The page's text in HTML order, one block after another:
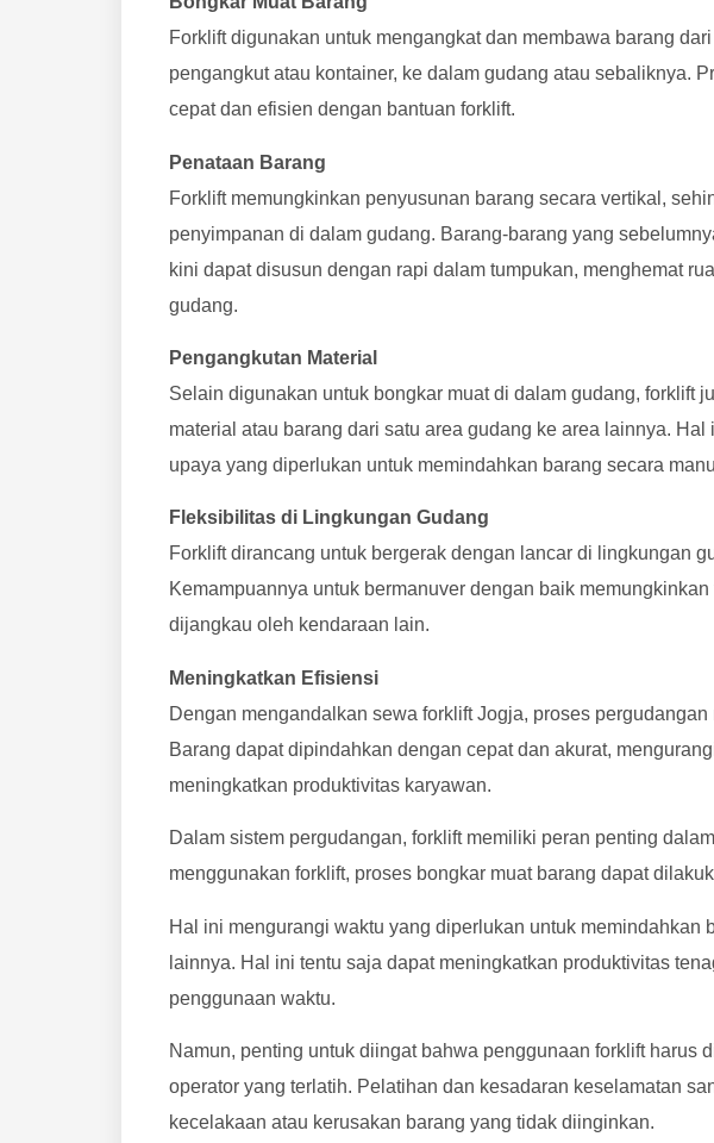
Forklift digunakan untuk mengangkat dan membawa barang
pengangkut atau kontainer, ke dalam gudang atau sebaliknya.
cepat dan efisien dengan bantuan forklift.
Penataan Barang
Forklift memungkinkan penyusunan barang secara vertikal,
penyimpanan di dalam gudang. Barang-barang yang
kini dapat disusun dengan rapi dalam tumpukan, menghemat
gudang.
Pengangkutan Material
Selain digunakan untuk bongkar muat di dalam gudang, forklift
material atau barang dari satu area gudang ke area lainnya.
upaya yang diperlukan untuk memindahkan barang secara
Fleksibilitas di Lingkungan Gudang
Forklift dirancang untuk bergerak dengan lancar di lingkungan
Kemampuannya untuk bermanuver dengan baik
dijangkau oleh kendaraan lain.
Meningkatkan Efisiensi
Dengan mengandalkan sewa forklift Jogja, proses
Barang dapat dipindahkan dengan cepat dan akurat,
meningkatkan produktivitas karyawan.
Dalam sistem pergudangan, forklift memiliki peran penting
menggunakan forklift, proses bongkar muat barang dapat
Hal ini mengurangi waktu yang diperlukan untuk memindahkan
lainnya. Hal ini tentu saja dapat meningkatkan produktivitas
penggunaan waktu.
Namun, penting untuk diingat bahwa penggunaan forklift harus
operator yang terlatih. Pelatihan dan kesadaran keselamatan
kecelakaan atau kerusakan barang yang tidak diinginkan.